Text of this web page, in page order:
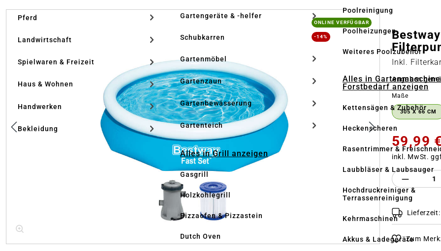
Pferd
Landwirtschaft
Spielwaren & Freizeit
Haus & Wohnen
Handwerken
Bekleidung
Gartengeräte & -helfer
Schubkarren
Gartenmöbel
Gartenzaun
Gartenbewässerung
Gartenteich
Alles in Grill anzeigen
Gasgrill
Holzkohlegrill
Pizzaofen & Pizzastein
Dutch Oven
Poolreinigung
Poolheizungen
Weiteres Poolzubehör
Alles in
Forstbedarf anzeigen
Kettensägen & Zubehör
Heckenscheren
Rasentrimmer &
Laubbläser & Laubsauger
Hochdruckreiniger &
Terrassenreinigung
Kehrmaschinen
Akkus & Ladegeräte
Bildergalerie überspringen
ONLINE VERFÜGBAR
-14%
Inkl.
Angaben
Maßeauswählen
305 X 66 CM
59,99 €
inkl. MwSt.
Produkt
Zum